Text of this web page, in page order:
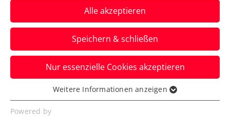
Den Login-Bereich zur
Verwaltung persönlicher Daten,
Alle akzeptieren
Speichern & schließen
Nur essenzielle Cookies akzeptieren
Essenziell
Essenzielle Cookies werden für grundlegende
Weitere Informationen anzeigen
Powered by